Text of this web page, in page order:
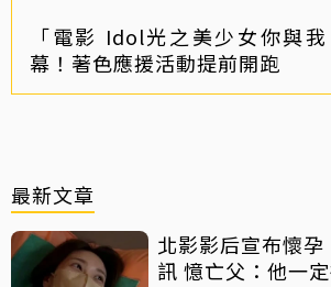
「電影 Idol光之美少女你與
幕！著色應援活動提前開跑
最新文章
北影影后宣布懷
訊 憶亡父：他一